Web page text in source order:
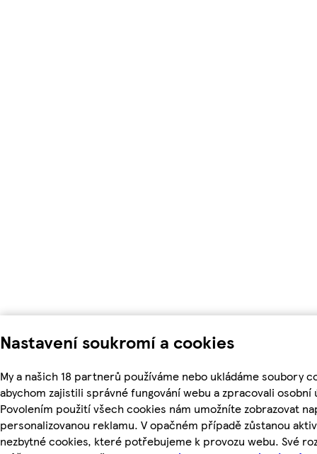
Nastavení soukromí a cookies
My a našich 18 partnerů používáme nebo ukládáme soubory
abychom zajistili správné fungování webu a zpracovali osobní
Povolením použití všech cookies nám umožníte zobrazovat
personalizovanou reklamu. V opačném případě zůstanou
nezbytné cookies, které potřebujeme k provozu webu. Své